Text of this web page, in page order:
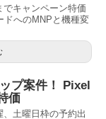
キャンペーン特価
ドへのMNPと機種変
プ案件！ Pixel
価
土曜日枠の予約出